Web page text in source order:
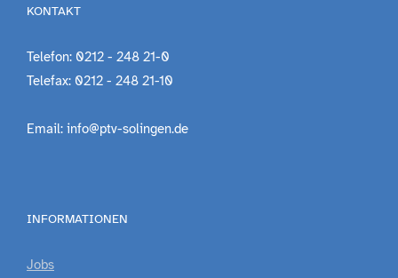
KONTAKT
Telefon: 0212 - 248 21-0
Telefax: 0212 - 248 21-10
Email: info@ptv-solingen.de
INFORMATIONEN
Jobs